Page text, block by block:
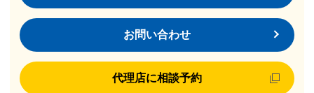
お問い合わせ
代理店に相談予約